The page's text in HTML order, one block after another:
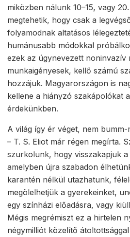
miközben nálunk 10–15, vagy
megtehetik, hogy csak a
folyamodnak altatásos
humánusabb módokkal
ezek az úgynevezett noninvazív
munkaigényesek, kellő számú
hozzájuk. Magyarországon is
kellene a hiányzó szakápolókat
érdekünkben.
A világ így ér véget, nem
– T. S. Eliot már régen megírta.
szurkolunk, hogy visszakapjuk
amelyben újra szabadon
karantén nélkül utazhatunk,
megölelhetjük a gyerekeinket,
egy színházi előadásra, vagy
Mégis megrémiszt ez a hirtelen
négymilliót közelítő